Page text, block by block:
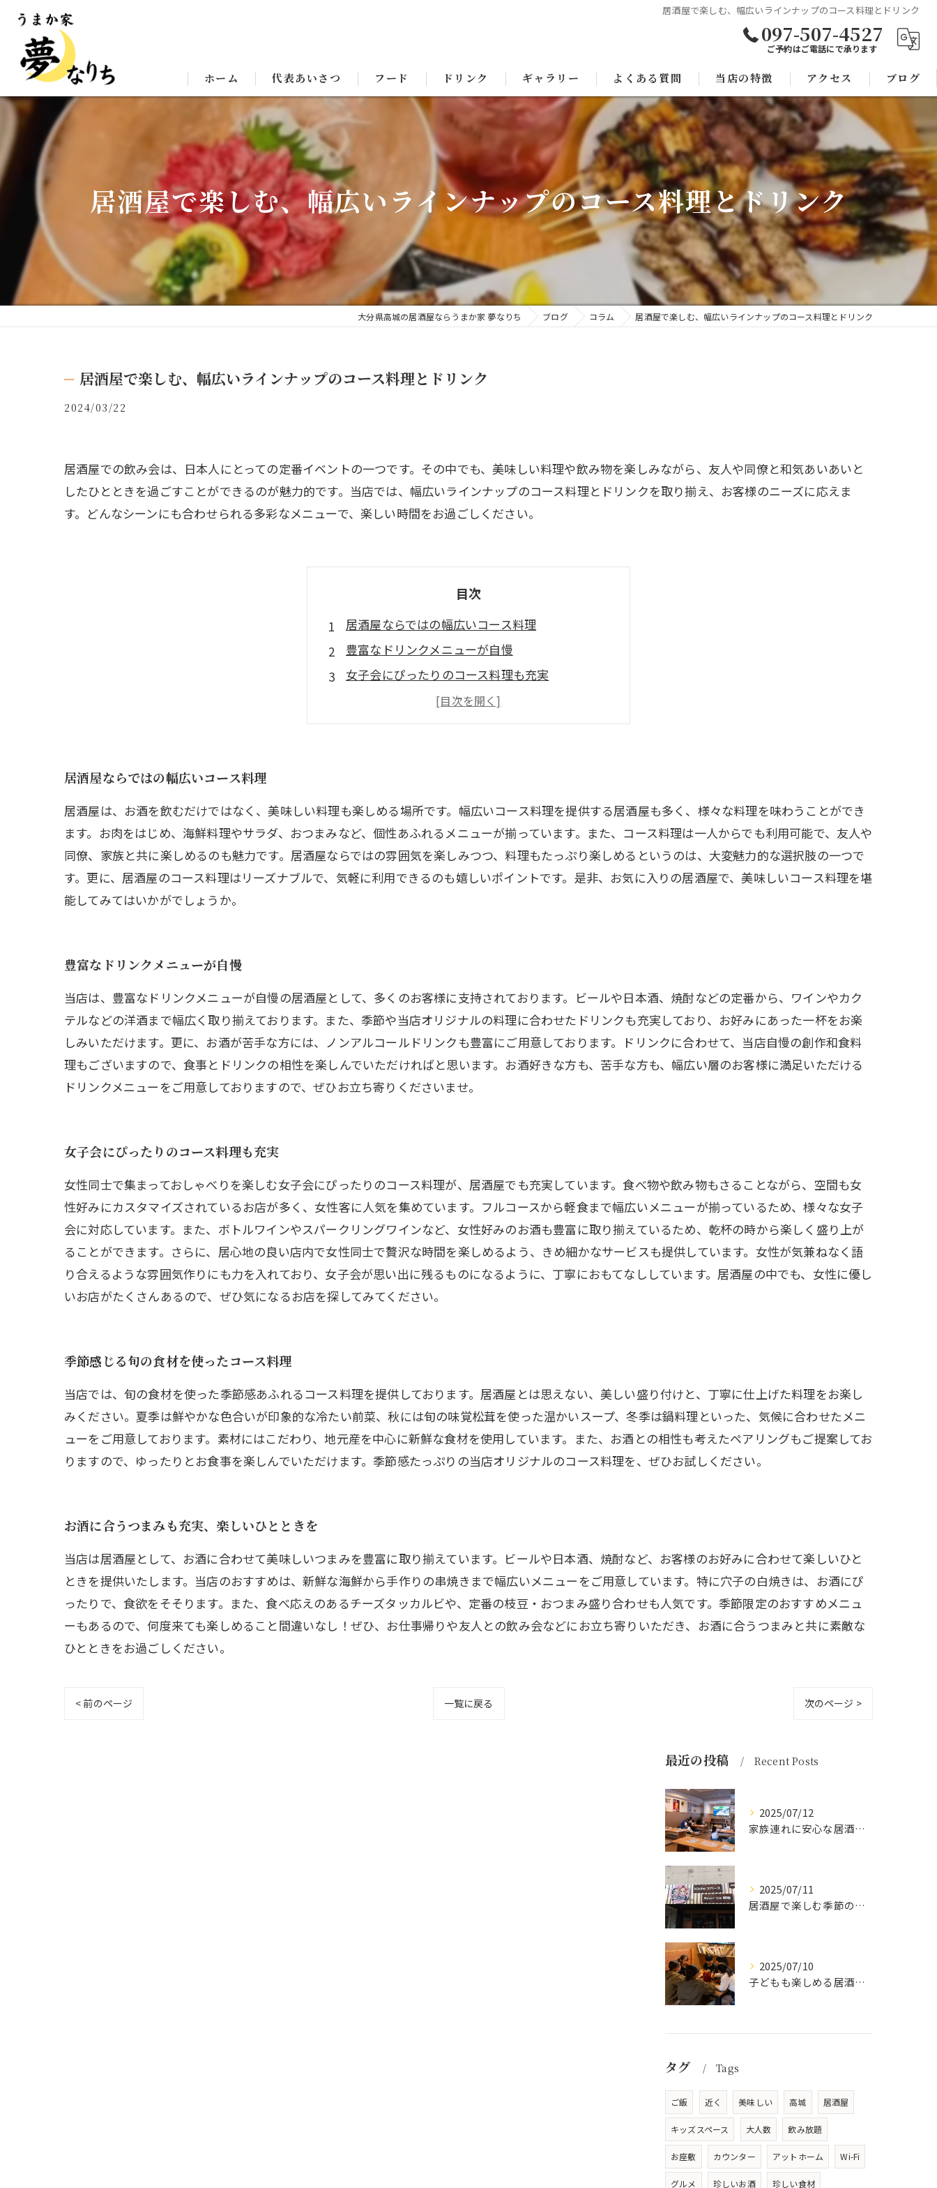
居酒屋で楽しむ、幅広いラインナップのコース料理とドリンク
097-507-4527
ご予約はご電話にで承ります
ホーム 代表あいさつ フード ドリンク ギャラリー よくある質問 当店の特徴
焼き鳥
宴会
子連れ
スポーツ観戦
モツ鍋
アクセス ブログ
コラム
居酒屋で楽しむ、幅広いラインナップのコース料理とドリンク
大分県高城の居酒屋ならうまか家 夢なりち ブログ コラム 居酒屋で楽しむ、幅広いラインナップのコース料理とドリンク
居酒屋で楽しむ、幅広いラインナップのコース料理とドリンク
2024/03/22
居酒屋での飲み会は、日本人にとっての定番イベントの一つです。その中でも、美味しい料理や飲み物を楽しみながら、友人や同僚と和気あいあいと
したひとときを過ごすことができるのが魅力的です。当店では、幅広いラインナップのコース料理とドリンクを取り揃え、お客様のニーズに応えま
す。どんなシーンにも合わせられる多彩なメニューで、楽しい時間をお過ごしください。
目次
居酒屋ならではの幅広いコース料理
豊富なドリンクメニューが自慢
女子会にぴったりのコース料理も充実
季節感じる旬の食材を使ったコース料理
お酒に合うつまみも充実、楽しいひとときを
居酒屋ならではの幅広いコース料理
居酒屋は、お酒を飲むだけではなく、美味しい料理も楽しめる場所です。幅広いコース料理を提供する居酒屋も多く、様々な料理を味わうことができ
ます。お肉をはじめ、海鮮料理やサラダ、おつまみなど、個性あふれるメニューが揃っています。また、コース料理は一人からでも利用可能で、友人や
同僚、家族と共に楽しめるのも魅力です。居酒屋ならではの雰囲気を楽しみつつ、料理もたっぷり楽しめるというのは、大変魅力的な選択肢の一つで
す。更に、居酒屋のコース料理はリーズナブルで、気軽に利用できるのも嬉しいポイントです。是非、お気に入りの居酒屋で、美味しいコース料理を堪
能してみてはいかがでしょうか。
豊富なドリンクメニューが自慢
当店は、豊富なドリンクメニューが自慢の居酒屋として、多くのお客様に支持されております。ビールや日本酒、焼酎などの定番から、ワインやカク
テルなどの洋酒まで幅広く取り揃えております。また、季節や当店オリジナルの料理に合わせたドリンクも充実しており、お好みにあった一杯をお楽
しみいただけます。更に、お酒が苦手な方には、ノンアルコールドリンクも豊富にご用意しております。ドリンクに合わせて、当店自慢の創作和食料
理もございますので、食事とドリンクの相性を楽しんでいただければと思います。お酒好きな方も、苦手な方も、幅広い層のお客様に満足いただける
ドリンクメニューをご用意しておりますので、ぜひお立ち寄りくださいませ。
女子会にぴったりのコース料理も充実
女性同士で集まっておしゃべりを楽しむ女子会にぴったりのコース料理が、居酒屋でも充実しています。食べ物や飲み物もさることながら、空間も女
性好みにカスタマイズされているお店が多く、女性客に人気を集めています。フルコースから軽食まで幅広いメニューが揃っているため、様々な女子
会に対応しています。また、ボトルワインやスパークリングワインなど、女性好みのお酒も豊富に取り揃えているため、乾杯の時から楽しく盛り上が
ることができます。さらに、居心地の良い店内で女性同士で贅沢な時間を楽しめるよう、きめ細かなサービスも提供しています。女性が気兼ねなく語
り合えるような雰囲気作りにも力を入れており、女子会が思い出に残るものになるように、丁寧におもてなししています。居酒屋の中でも、女性に優し
いお店がたくさんあるので、ぜひ気になるお店を探してみてください。
季節感じる旬の食材を使ったコース料理
当店では、旬の食材を使った季節感あふれるコース料理を提供しております。居酒屋とは思えない、美しい盛り付けと、丁寧に仕上げた料理をお楽し
みください。夏季は鮮やかな色合いが印象的な冷たい前菜、秋には旬の味覚松茸を使った温かいスープ、冬季は鍋料理といった、気候に合わせたメニ
ューをご用意しております。素材にはこだわり、地元産を中心に新鮮な食材を使用しています。また、お酒との相性も考えたペアリングもご提案してお
りますので、ゆったりとお食事を楽しんでいただけます。季節感たっぷりの当店オリジナルのコース料理を、ぜひお試しください。
お酒に合うつまみも充実、楽しいひとときを
当店は居酒屋として、お酒に合わせて美味しいつまみを豊富に取り揃えています。ビールや日本酒、焼酎など、お客様のお好みに合わせて楽しいひと
ときを提供いたします。当店のおすすめは、新鮮な海鮮から手作りの串焼きまで幅広いメニューをご用意しています。特に穴子の白焼きは、お酒にぴ
ったりで、食欲をそそります。また、食べ応えのあるチーズタッカルビや、定番の枝豆・おつまみ盛り合わせも人気です。季節限定のおすすめメニュ
ーもあるので、何度来ても楽しめること間違いなし！ぜひ、お仕事帰りや友人との飲み会などにお立ち寄りいただき、お酒に合うつまみと共に素敵な
ひとときをお過ごしください。
< 前のページ 一覧に戻る 次のページ >
最近の投稿 Recent Posts
2025/07/12
家族連れに安心な居酒屋体験
2025/07/11
居酒屋で楽しむ季節の味覚と生中継スポーツ観戦
2025/07/10
子どもも楽しめる居酒屋の魅力
タグ Tags
ご飯 近く 美味しい 高城 居酒屋
キッズスペース 大人数 飲み放題
お座敷 カウンター アットホーム Wi-Fi
グルメ 珍しいお酒 珍しい食材